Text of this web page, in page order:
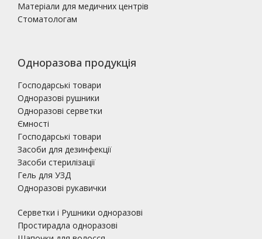
Матеріали для медичних центрів
Стоматологам
Одноразова продукція
Господарські товари
Одноразові рушники
Одноразові серветки
Ємності
Господарські товари
Засоби для дезинфекції
Засоби стерилізації
Гель для УЗД
Одноразові рукавички
Серветки і Рушники одноразові
Простирадла одноразові